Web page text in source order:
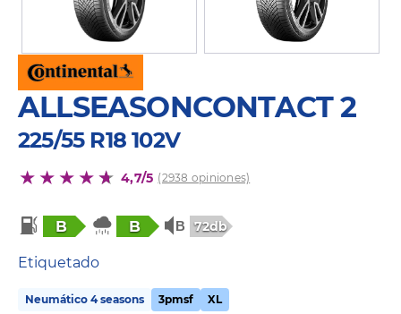
ALLSEASONCONTACT 2
225/55 R18 102V
4,7/5 (2938 opiniones)
B B 72db
Etiquetado
Neumático 4 seasons 3pmsf XL